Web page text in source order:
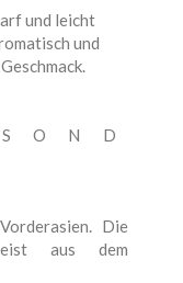
und leicht
und
S O N D
Die
aus dem